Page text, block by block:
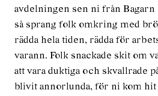
avdelningen sen ni från
så sprang folk omkring med
rädda hela tiden, rädda för
varann. Folk snackade skit om
att vara duktiga och skvallrade
blivit annorlunda, för ni kom hit